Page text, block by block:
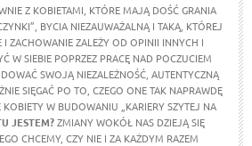
Z KOBIETAMI, KTÓRE MAJĄ DOŚĆ GRANIA
BYCIA NIEZAUWAŻALNĄ I TAKĄ, KTÓREJ
I ZACHOWANIE ZALEŻY OD OPINII INNYCH I
W SIEBIE POPRZEZ PRACĘ NAD POCZUCIEM
SWOJĄ NIEZALEŻNOŚĆ, AUTENTYCZNĄ
SIĘGAĆ PO TO, CZEGO ONE TAK NAPRAWDĘ
KOBIETY W BUDOWANIU „KARIERY SZYTEJ NA
JESTEM?ZMIANY WOKÓŁ NAS DZIEJĄ SIĘ
CHCEMY, CZY NIE I ZA KAŻDYM RAZEM